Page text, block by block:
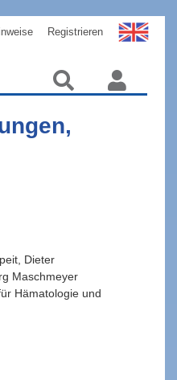
Registrieren
, Dieter
Maschmeyer
Hämatologie und